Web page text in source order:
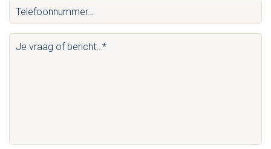
(Vereist)
Telefoonnummer…